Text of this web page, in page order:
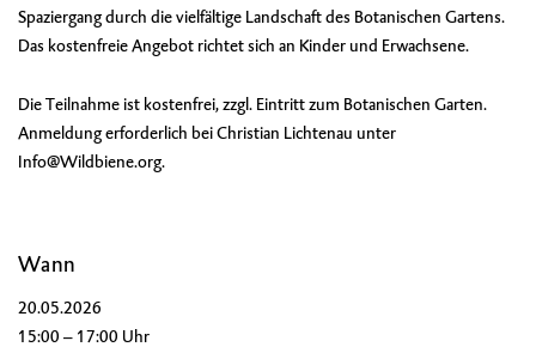
Spaziergang durch die vielfältige Landschaft des Botanischen Gartens.
Das kostenfreie Angebot richtet sich an Kinder und Erwachsene.
Die Teilnahme ist kostenfrei, zzgl. Eintritt zum Botanischen Garten.
Anmeldung erforderlich bei Christian Lichtenau unter
Info@Wildbiene.org.
Wann
20.05.2026
15:00 – 17:00 Uhr